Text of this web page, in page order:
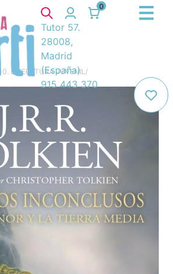
0
Tutor 57.
28008,
Madrid
(España)
915 443 370
10. LITERATURA JUVENIL/